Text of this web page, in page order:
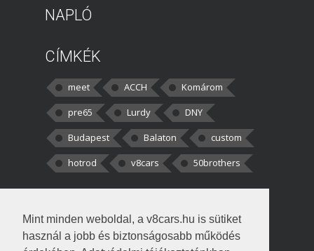
Mint minden weboldal, a v8cars.hu is sütiket
használ a jobb és biztonságosabb működés
NAPLÓ
CÍMKÉK
meet ACCH
Komárom
pre65
Lurdy
DNY
Budapest
Balaton
custom
hotrod
v8cars 50brothers
kortisz:Elszúrtam! Én csak két
darabbaal számoltam. Nem tudtam, hogy fél autót,